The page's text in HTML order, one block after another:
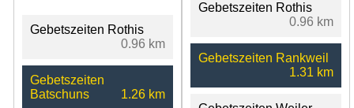
Gebetszeiten Rothis
0.96 km
Gebetszeiten
Batschuns
1.26 km
Gebetszeiten Rothis
0.96 km
Gebetszeiten Rankweil
1.31 km